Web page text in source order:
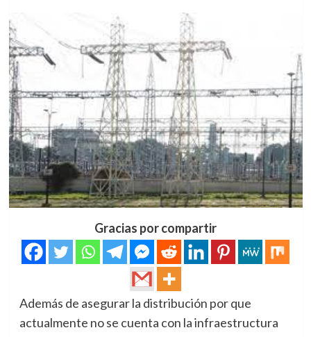
Gracias por compartir
Además de asegurar la distribución por que
actualmente no se cuenta con la infraestructura